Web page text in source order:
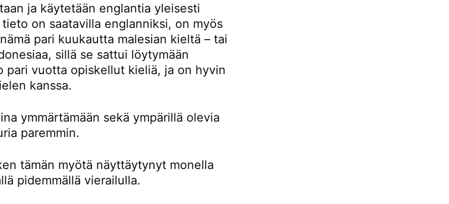
ja käytetään englantia yleisesti
on saatavilla englanniksi, on myös
pari kuukautta malesian kieltä – tai
sillä se sattui löytymään
pari vuotta opiskellut kieliä, ja on hyvin
kanssa.
ymmärtämään sekä ympärillä olevia
paremmin.
tämän myötä näyttäytynyt monella
pidemmällä vierailulla.